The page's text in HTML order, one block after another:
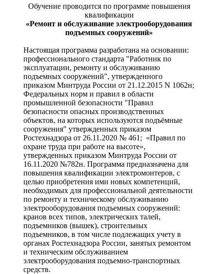
Обучение проводится по программе повышения
квалификации
«Ремонт и обслуживание электрооборудования
подъемных сооружений»
Настоящая программа разработана на основании:
профессионального стандарта "Работник по
эксплуатации, ремонту и обслуживанию
подъемных сооружений", утвержденного
приказом Минтруда России от 21.12.2015 N 1062н;
Федеральных норм и правил в области
промышленной безопасности "Правил
безопасности опасных производственных
объектов, на которых используются подъёмные
сооружения" утвержденных приказом
Ростехнадзора от 26.11.2020 № 461; «Правил по
охране труда при работе на высоте»,
утвержденных приказом Минтруда России от
16.11.2020 №782н. Программа предназначена для
повышения квалификации электромонтеров, с
целью приобретения ими новых компетенций,
необходимых для профессиональной деятельности
по ремонту и техническому обслуживанию
электрооборудования подъемных сооружений:
кранов всех типов, электрических талей,
подъемников (вышек), строительных
подъемников, в том числе подлежащих учету в
органах Ростехнадзора России, занятых ремонтом
и техническим обслуживанием
электрооборудования подъемно-транспортных
средств.